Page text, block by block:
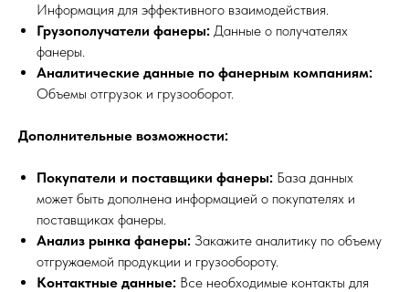
Информация для эффективного взаимодействия.
Грузополучатели фанеры: Данные о получателях
фанеры.
Аналитические данные по фанерным компаниям:
Объемы отгрузок и грузооборот.
Дополнительные возможности:
Покупатели и поставщики фанеры: База данных
может быть дополнена информацией о покупателях и
поставщиках фанеры.
Анализ рынка фанеры: Закажите аналитику по объему
отгружаемой продукции и грузообороту.
Контактные данные: Все необходимые контакты для